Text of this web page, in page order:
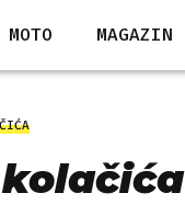
MOTO MAGAZIN